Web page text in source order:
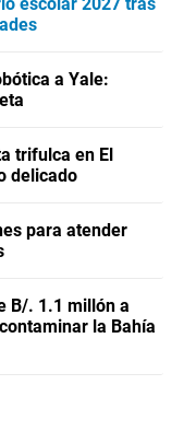
a Yale:
trifulca en El
delicado
para atender
B/. 1.1 millón a
la Bahía